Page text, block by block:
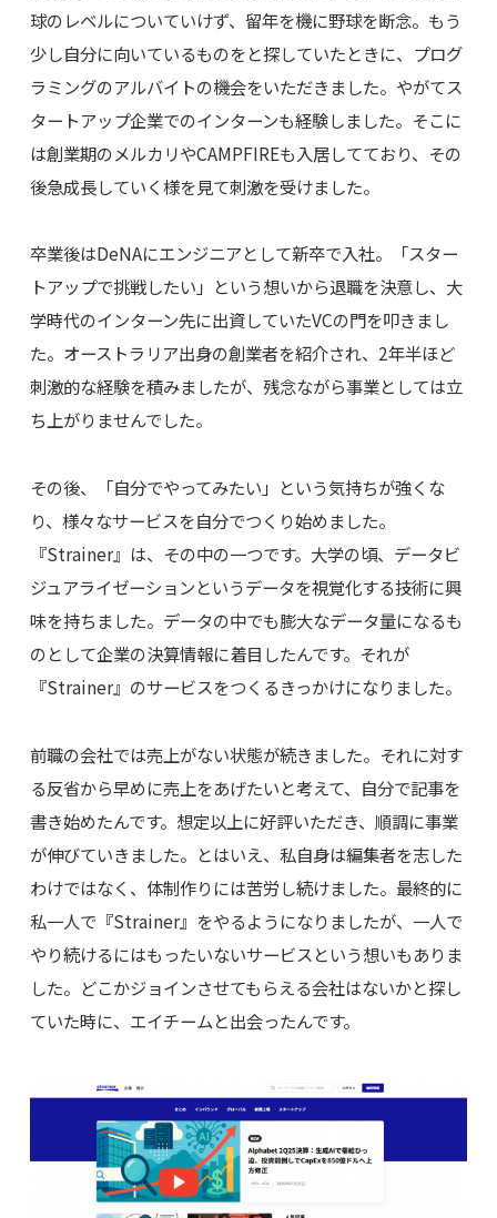
球のレベルについていけず、留年を機に野球を断念。もう
少し自分に向いているものをと探していたときに、プログ
ラミングのアルバイトの機会をいただきました。やがてス
タートアップ企業でのインターンも経験しました。そこに
は創業期のメルカリやCAMPFIREも入居してており、その
後急成長していく様を見て刺激を受けました。
卒業後はDeNAにエンジニアとして新卒で入社。「スター
トアップで挑戦したい」という想いから退職を決意し、大
学時代のインターン先に出資していたVCの門を叩きまし
た。オーストラリア出身の創業者を紹介され、2年半ほど
刺激的な経験を積みましたが、残念ながら事業としては立
ち上がりませんでした。
その後、「自分でやってみたい」という気持ちが強くな
り、様々なサービスを自分でつくり始めました。
『Strainer』は、その中の一つです。大学の頃、データビ
ジュアライゼーションというデータを視覚化する技術に興
味を持ちました。データの中でも膨大なデータ量になるも
のとして企業の決算情報に着目したんです。それが
『Strainer』のサービスをつくるきっかけになりました。
前職の会社では売上がない状態が続きました。それに対す
る反省から早めに売上をあげたいと考えて、自分で記事を
書き始めたんです。想定以上に好評いただき、順調に事業
が伸びていきました。とはいえ、私自身は編集者を志した
わけではなく、体制作りには苦労し続けました。最終的に
私一人で『Strainer』をやるようになりましたが、一人で
やり続けるにはもったいないサービスという想いもありま
した。どこかジョインさせてもらえる会社はないかと探し
ていた時に、エイチームと出会ったんです。